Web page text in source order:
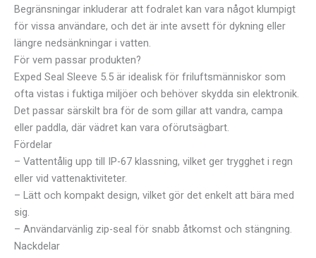
Begränsningar inkluderar att fodralet kan vara något klumpigt
för vissa användare, och det är inte avsett för dykning eller
längre nedsänkningar i vatten.
För vem passar produkten?
Exped Seal Sleeve 5.5 är idealisk för friluftsmänniskor som
ofta vistas i fuktiga miljöer och behöver skydda sin elektronik.
Det passar särskilt bra för de som gillar att vandra, campa
eller paddla, där vädret kan vara oförutsägbart.
Fördelar
– Vattentålig upp till IP-67 klassning, vilket ger trygghet i regn
eller vid vattenaktiviteter.
– Lätt och kompakt design, vilket gör det enkelt att bära med
sig.
– Användarvänlig zip-seal för snabb åtkomst och stängning.
Nackdelar